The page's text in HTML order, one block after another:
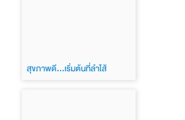
สุขภาพดี…เริ่มต้นที่ลำไส้